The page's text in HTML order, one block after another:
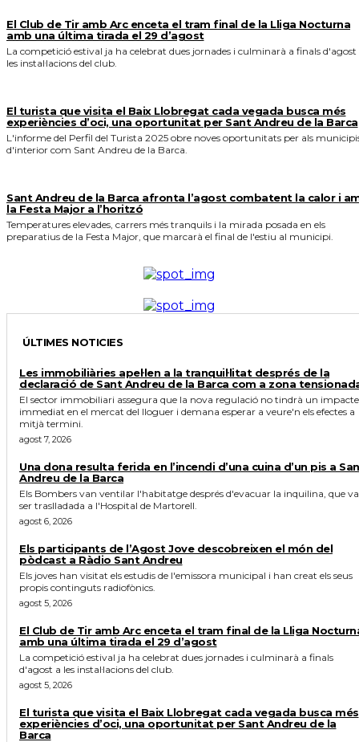
El Club de Tir amb Arc enceta el tram final de la Lliga Nocturna
amb una última tirada el 29 d’agost
La competició estival ja ha celebrat dues jornades i culminarà a finals d'agost
les instal·lacions del club.
El turista que visita el Baix Llobregat cada vegada busca més
experiències d’oci, una oportunitat per Sant Andreu de la Barca
L'informe del Perfil del Turista 2025 obre noves oportunitats per als
d'interior com Sant Andreu de la Barca.
Sant Andreu de la Barca afronta l’agost combatent la calor i
la Festa Major a l’horitzó
Temperatures elevades, carrers més tranquils i la mirada posada en els
preparatius de la Festa Major, que marcarà el final de l'estiu al municipi.
ÚLTIMES NOTICIES
Les immobiliàries apel·len a la tranquil·litat després de la
declaració de Sant Andreu de la Barca com a zona
El sector immobiliari assegura que la nova regulació no tindrà un impacte
immediat en el mercat del lloguer i demana esperar a veure'n els efectes a
mitjà termini.
agost 7, 2026
Una dona resulta ferida en l’incendi d’una cuina d’un pis a
Andreu de la Barca
Els Bombers van ventilar l'habitatge després d'evacuar la inquilina, que va
ser traslladada a l'Hospital de Martorell.
agost 6, 2026
Els participants de l’Agost Jove descobreixen el món del
pòdcast a Ràdio Sant Andreu
Els joves han visitat els estudis de l'emissora municipal i han creat els seus
propis continguts radiofònics.
agost 5, 2026
El Club de Tir amb Arc enceta el tram final de la Lliga
amb una última tirada el 29 d’agost
La competició estival ja ha celebrat dues jornades i culminarà a finals
d'agost a les instal·lacions del club.
agost 5, 2026
El turista que visita el Baix Llobregat cada vegada busca més
experiències d’oci, una oportunitat per Sant Andreu de la
Barca